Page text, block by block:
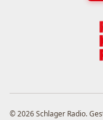
© 2026 Schlager Radio.